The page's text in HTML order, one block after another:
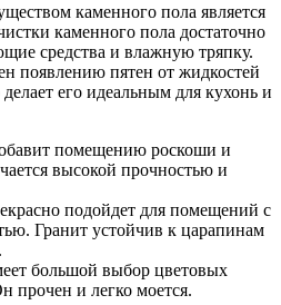
каменного пола является
каменного пола достаточно
средства и влажную тряпку.
появлению пятен от жидкостей
его идеальным для кухонь и
помещению роскоши и
высокой прочностью и
подойдет для помещений с
Гранит устойчив к царапинам
большой выбор цветовых
прочен и легко моется.